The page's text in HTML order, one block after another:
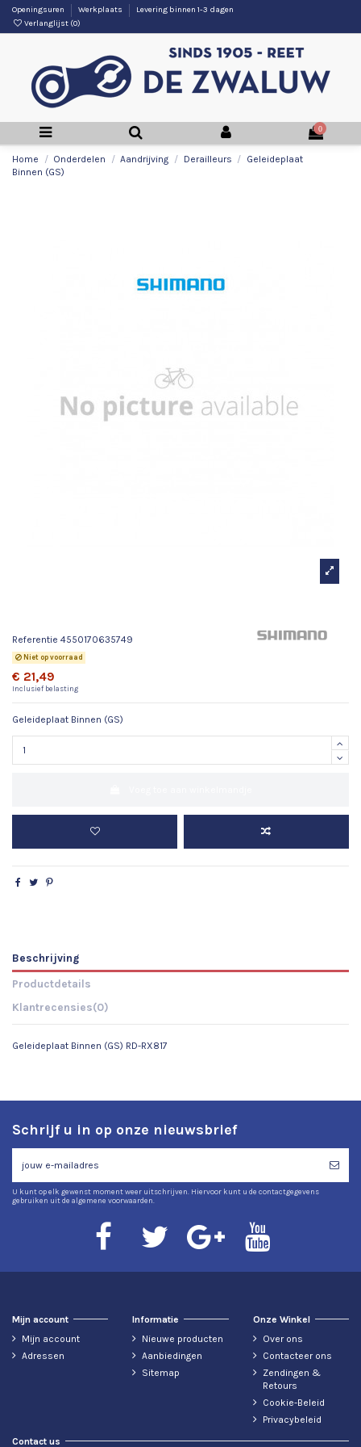
Openingsuren Werkplaats
Levering binnen 1-3 dagen
Verlanglijst (0)
0
Home Onderdelen Aandrijving Derailleurs
Geleideplaat
Binnen (GS)
Referentie 4550170635749
Niet op voorraad
€ 21,49
Inclusief belasting
Geleideplaat Binnen (GS)
Beschrijving
Productdetails
Klantrecensies(0)
Geleideplaat Binnen (GS) RD-RX817
Schrijf u in op onze nieuwsbrief
U kunt op elk gewenst moment weer uitschrijven. Hiervoor kunt u de contactgegevens
gebruiken uit de algemene voorwaarden.
Mijn account
Mijn account
Adressen
Informatie
Nieuwe producten
Aanbiedingen
Sitemap
Onze Winkel
Over ons
Contacteer ons
Zendingen &
Retours
Cookie-Beleid
Privacybeleid
Contact us